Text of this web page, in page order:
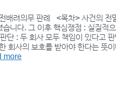
배려의무 판례 <목차> 사건의 전
니다. 그 이후 핵심쟁점 : 실질적
단 : 두 회사 모두 책임이 있다고
회사의 보호를 받아야 한다는 뜻이
more